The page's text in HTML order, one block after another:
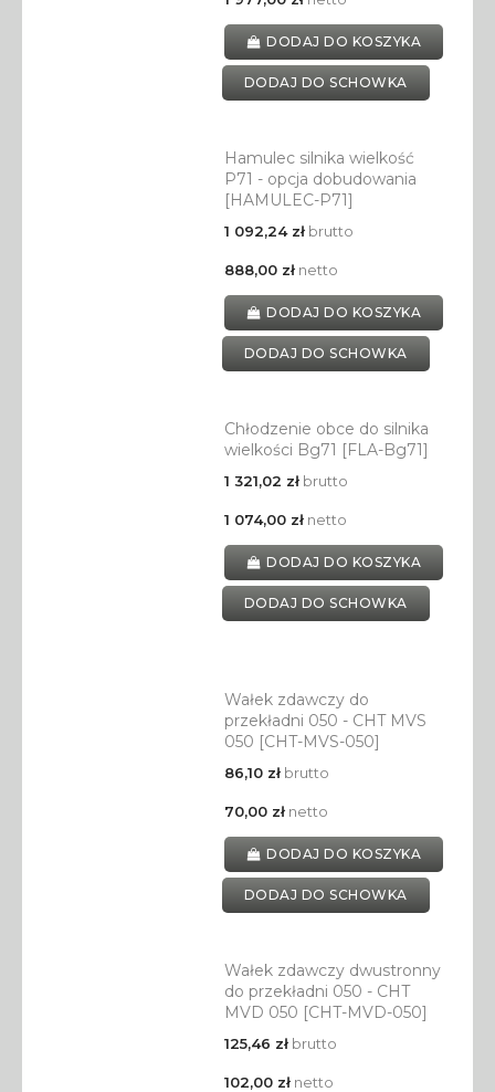
DODAJ DO KOSZYKA
DODAJ DO SCHOWKA
Hamulec silnika wielkość
P71 - opcja dobudowania
[HAMULEC-P71]
1 092,24 złbrutto
888,00 złnetto
DODAJ DO KOSZYKA
DODAJ DO SCHOWKA
Chłodzenie obce do silnika
wielkości Bg71 [FLA-Bg71]
1 321,02 złbrutto
1 074,00 złnetto
DODAJ DO KOSZYKA
DODAJ DO SCHOWKA
Wałek zdawczy do
przekładni 050 - CHT MVS
050 [CHT-MVS-050]
86,10 złbrutto
70,00 złnetto
DODAJ DO KOSZYKA
DODAJ DO SCHOWKA
Wałek zdawczy dwustronny
do przekładni 050 - CHT
MVD 050 [CHT-MVD-050]
125,46 złbrutto
102,00 złnetto